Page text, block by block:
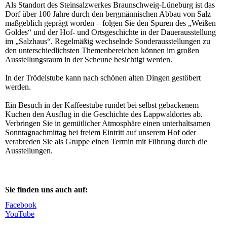
Als Standort des Steinsalzwerkes Braunschweig-Lüneburg ist das
Dorf über 100 Jahre durch den bergmännischen Abbau von Salz
maßgeblich geprägt worden – folgen Sie den Spuren des „Weißen
Goldes“ und der Hof- und Ortsgeschichte in der Dauerausstellung
im „Salzhaus“. Regelmäßig wechselnde Sonderausstellungen zu
den unterschiedlichsten Themenbereichen können im großen
Ausstellungsraum in der Scheune besichtigt werden.
In der Trödelstube kann nach schönen alten Dingen gestöbert
werden.
Ein Besuch in der Kaffeestube rundet bei selbst gebackenem
Kuchen den Ausflug in die Geschichte des Lappwaldortes ab.
Verbringen Sie in gemütlicher Atmosphäre einen unterhaltsamen
Sonntagnachmittag bei freiem Eintritt auf unserem Hof oder
verabreden Sie als Gruppe einen Termin mit Führung durch die
Ausstellungen.
Sie finden uns auch auf:
Facebook
YouTube